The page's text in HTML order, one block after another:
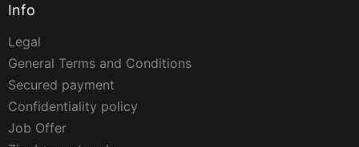
Info
Legal
General Terms and Conditions
Secured payment
Confidentiality policy
Job Offer